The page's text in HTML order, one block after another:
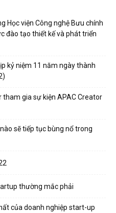
Học viện Công nghệ Bưu chính
đào tạo thiết kế và phát triển
kỷ niệm 11 năm ngày thành
gia sự kiện APAC Creator
sẽ tiếp tục bùng nổ trong
thường mắc phải
của doanh nghiệp start-up